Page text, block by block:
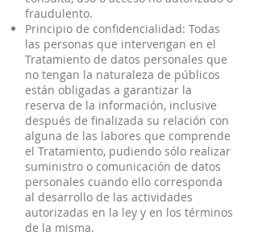
fraudulento.
Principio de confidencialidad: Todas
las personas que intervengan en el
Tratamiento de datos personales que
no tengan la naturaleza de públicos
están obligadas a garantizar la
reserva de la información, inclusive
después de finalizada su relación con
alguna de las labores que comprende
el Tratamiento, pudiendo sólo realizar
suministro o comunicación de datos
personales cuando ello corresponda
al desarrollo de las actividades
autorizadas en la ley y en los términos
de la misma.